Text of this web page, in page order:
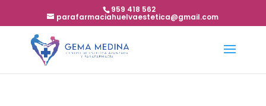
959 418 562
parafarmaciahuelvaestetica@gmail.com